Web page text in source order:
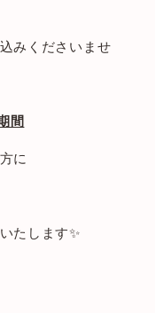
みくださいませ
間
に
たします✨